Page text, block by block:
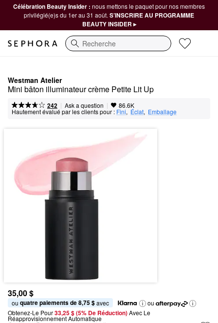
Célébration Beauty Insider : nous mettons le paquet pour nos membres
privilégié(e)s du 1er au 31 août. S’INSCRIRE AU PROGRAMME
BEAUTY INSIDER ▸
Recherche
Westman Atelier
Mini bâton illuminateur crème Petite Lit Up
242 | Ask a question | 86.6K
Hautement évalué par les clients pour : Fini, Éclat, Emballage
35,00 $
ou quatre paiements de 8,75 $ avec
ou
Obtenez-Le Pour33,25 $ (5% De Réduction) Avec Le
Réapprovisionnement Automatique